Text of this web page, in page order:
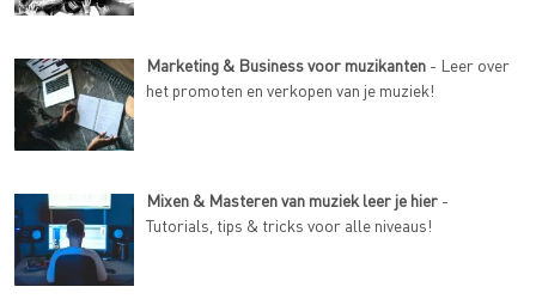
Marketing & Business voor muzikanten - Leer over
het promoten en verkopen van je muziek!
Mixen & Masteren van muziek leer je hier -
Tutorials, tips & tricks voor alle niveaus!